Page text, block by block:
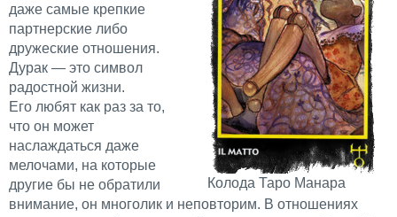
Колода Таро Манара
даже самые крепкие
партнерские либо
дружеские отношения.
Дурак — это символ
радостной жизни.
Его любят как раз за то,
что он может
наслаждаться даже
мелочами, на которые
другие бы не обратили
внимание, он многолик и неповторим. В отношениях